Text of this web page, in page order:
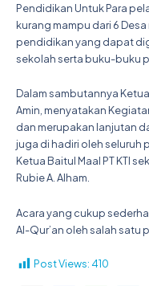
Pendidikan Untuk Para
kurang mampu dari 6
pendidikan yang dapat
sekolah serta buku-buku
Dalam sambutannya
Amin, menyatakan
dan merupakan lanjutan
juga di hadiri oleh seluruh
Ketua Baitul Maal PT KTI
Rubie A. Alham.
Acara yang cukup
Al-Qur’an oleh salah satu
Post Views: 410